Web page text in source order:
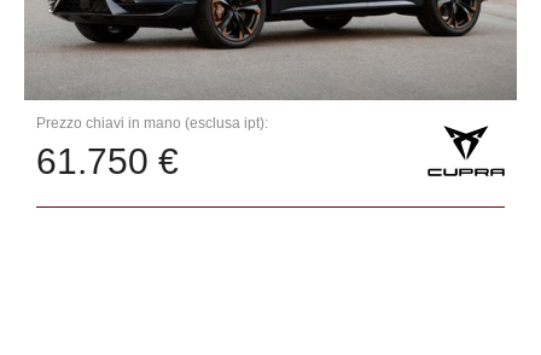
Prezzo chiavi in mano (esclusa ipt):
61.750 €